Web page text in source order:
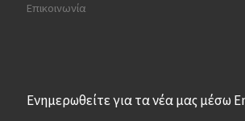
Επικοινωνία
Ενημερωθείτε για τα νέα μας μέσω